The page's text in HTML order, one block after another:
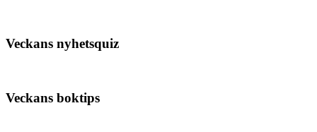
Veckans nyhetsquiz
Veckans boktips